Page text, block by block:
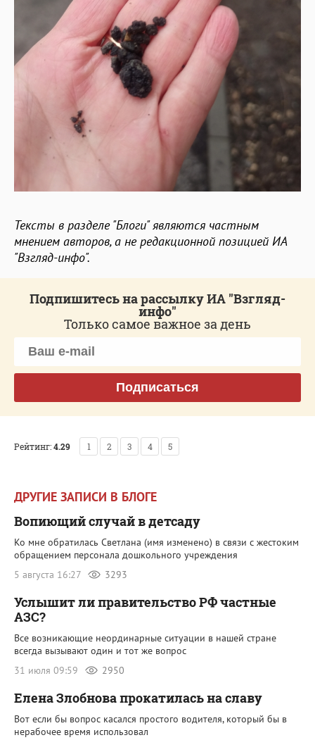
Тексты в разделе "Блоги" являются частным
мнением авторов, а не редакционной позицией ИА
"Взгляд-инфо".
Подпишитесь на рассылку ИА "Взгляд-
инфо"
Только самое важное за день
Подписаться
Рейтинг:4.29 1 2 3 4 5
ДРУГИЕ ЗАПИСИ В БЛОГЕ
Вопиющий случай в детсаду
Ко мне обратилась Светлана (имя изменено) в связи с жестоким
обращением персонала дошкольного учреждения
5 августа 16:27
3293
Услышит ли правительство РФ частные
АЗС?
Все возникающие неординарные ситуации в нашей стране
всегда вызывают один и тот же вопрос
31 июля 09:59
2950
Елена Злобнова прокатилась на славу
Вот если бы вопрос касался простого водителя, который бы в
нерабочее время использовал